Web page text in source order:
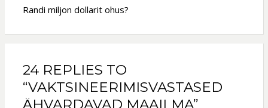
Randi miljon dollarit ohus?
24 REPLIES TO
“VAKTSINEERIMISVASTASED
ÄHVARDAVAD MAAILMA”